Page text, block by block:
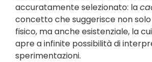
accuratamente selezionato: la
concetto che suggerisce non
fisico, ma anche esistenziale, la
apre a infinite possibilità di
sperimentazioni.